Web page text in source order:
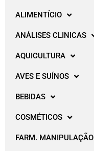
ALIMENTÍCIO
ANÁLISES CLINICAS
AQUICULTURA
AVES E SUÍNOS
BEBIDAS
COSMÉTICOS
FARM. MANIPULAÇÃO